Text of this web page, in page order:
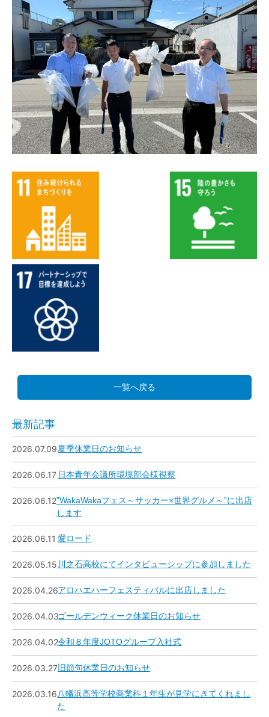
一覧へ戻る
最新記事
2026.07.09夏季休業日のお知らせ
2026.06.17 日本青年会議所環境部会様視察
2026.06.12”WakaWakaフェス～サッカー×世界グルメ～”に出店
します
2026.06.11 愛ロード
2026.05.15 川之石高校にてインタビューシップに参加しました
2026.04.26アロハエハーフェスティバルに出店しました
2026.04.03ゴールデンウィーク休業日のお知らせ
2026.04.02令和８年度JOTOグループ入社式
2026.03.27旧節句休業日のお知らせ
2026.03.16八幡浜高等学校商業科１年生が見学にきてくれまし
た